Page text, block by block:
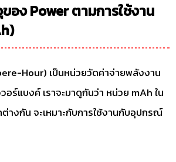
อง Power ตามการใช้งาน
Hour) เป็นหน่วยวัดค่าจ่ายพลังงาน
อร์แบงค์ เราจะมาดูกันว่า หน่วย mAh ใน
างกัน จะเหมาะกับการใช้งานกับอุปกรณ์